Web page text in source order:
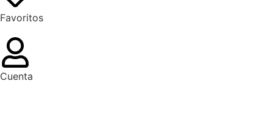
Favoritos
Cuenta